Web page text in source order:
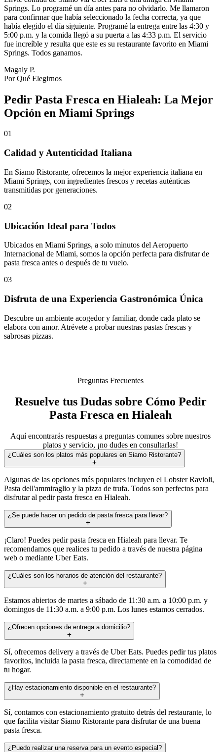
Springs. Lo programé un día antes para no olvidarlo. Me llamaron
para confirmar que había seleccionado la fecha correcta, ya que
había elegido el día siguiente. Programé la entrega entre las 4:30 y
5:00 p.m. y la comida llegó a su puerta a las 4:33 p.m. El servicio
fue increíble y resulta que este es su restaurante favorito en Miami
Springs. Todos ganamos.
Magaly P.
Por Qué Elegirnos
Pedir Pasta Fresca en Hialeah: La Mejor
Opción en Miami Springs
01
Calidad y Autenticidad Italiana
En Siamo Ristorante, ofrecemos la mejor experiencia italiana en
Miami Springs, con ingredientes frescos y recetas auténticas
transmitidas por generaciones.
02
Ubicación Ideal para Todos
Ubicados en Miami Springs, a solo minutos del Aeropuerto
Internacional de Miami, somos la opción perfecta para disfrutar de
pasta fresca antes o después de tu vuelo.
03
Disfruta de una Experiencia Gastronómica Única
Descubre un ambiente acogedor y familiar, donde cada plato se
elabora con amor. Atrévete a probar nuestras pastas frescas y
sabrosas pizzas.
Preguntas Frecuentes
Resuelve tus Dudas sobre Cómo Pedir
Pasta Fresca en Hialeah
Aquí encontrarás respuestas a preguntas comunes sobre nuestros
platos y servicio, ¡no dudes en consultarlas!
¿Cuáles son los platos más populares en Siamo Ristorante?
Algunas de las opciones más populares incluyen el Lobster Ravioli,
Pasta dell'ammiraglio y la pizza de trufa. Todos son perfectos para
disfrutar al pedir pasta fresca en Hialeah.
¿Se puede hacer un pedido de pasta fresca para llevar?
¡Claro! Puedes pedir pasta fresca en Hialeah para llevar. Te
recomendamos que realices tu pedido a través de nuestra página
web o mediante Uber Eats.
¿Cuáles son los horarios de atención del restaurante?
Estamos abiertos de martes a sábado de 11:30 a.m. a 10:00 p.m. y
domingos de 11:30 a.m. a 9:00 p.m. Los lunes estamos cerrados.
¿Ofrecen opciones de entrega a domicilio?
Sí, ofrecemos delivery a través de Uber Eats. Puedes pedir tus platos
favoritos, incluida la pasta fresca, directamente en la comodidad de
tu hogar.
¿Hay estacionamiento disponible en el restaurante?
Sí, contamos con estacionamiento gratuito detrás del restaurante, lo
que facilita visitar Siamo Ristorante para disfrutar de una buena
pasta fresca.
¿Puedo realizar una reserva para un evento especial?